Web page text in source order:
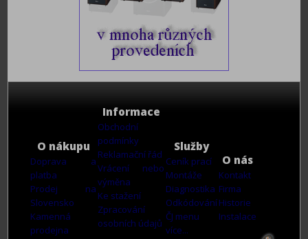
O nákupu
Doprava a
platba
Prodej na
Slovensko
Kamenná
prodejna
Informace
Obchodní
podmínky
Reklamační řád
Vrácení nebo
výměna
Ke stažení
Zpracování
osobních údajů
Služby
Ceník prací
Montáže
Diagnostika
Odkódování
ČJ menu
více...
O nás
Kontakt
Firma
Historie
Instalace